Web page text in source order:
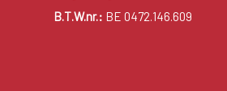
B.T.W.nr.: BE 0472.146.609